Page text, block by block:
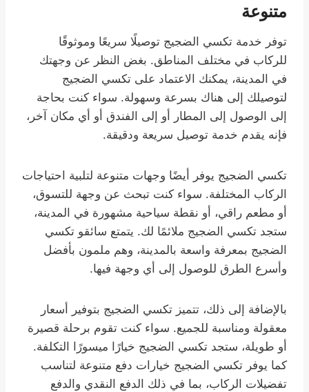
متنوعة
توفر خدمة تكسي الضجيج توصيلًا سريعًا وموثوقًا
للركاب في مختلف المناطق. بغض النظر عن وجهتك
في المدينة، يمكنك الاعتماد على تكسي الضجيج
لتوصيلك إلى هناك بسرعة وسهولة. سواء كنت بحاجة
إلى الوصول إلى المطار أو إلى الفندق أو أي مكان آخر،
فإنه يقدم خدمة توصيل سريعة ودقيقة.
تكسي الضجيج يوفر أيضًا وجهات متنوعة لتلبية احتياجات
الركاب المختلفة. سواء كنت تبحث عن وجهة للتسوق،
أو مطعم راقي، أو نقطة سياحية مشهورة في المدينة،
ستجد تكسي الضجيج ملائمًا لك. يتمتع سائقو تكسي
الضجيج بمعرفة واسعة بالمدينة، وهم ملمون بأفضل
وأسرع الطرق للوصول إلى أي وجهة فيها.
بالإضافة إلى ذلك، تتميز تكسي الضجيج بتوفير أسعار
معقولة ومناسبة للجميع. سواء كنت تقوم برحلة قصيرة
أو طويلة، ستجد تكسي الضجيج خيارًا ميسورًا التكلفة.
كما يوفر تكسي الضجيج خيارات دفع متنوعة لتناسب
تفضيلات الركاب، بما في ذلك الدفع النقدي والدفع